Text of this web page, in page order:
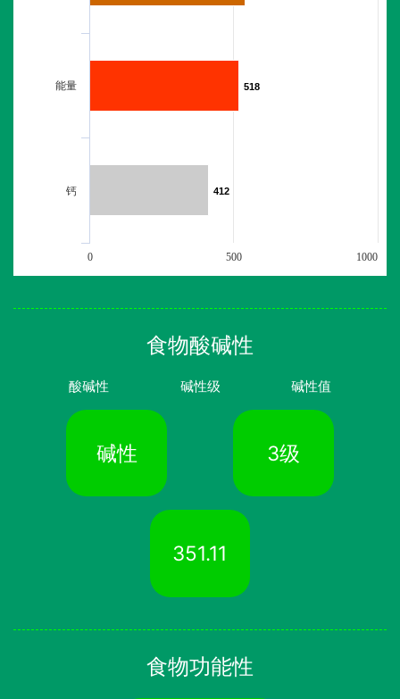
518
518
412
412
能量
钙
0 500 1000
食物酸碱性
酸碱性 碱性级 碱性值
碱性 3级
351.11
食物功能性